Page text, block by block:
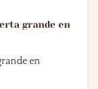
grande en
en